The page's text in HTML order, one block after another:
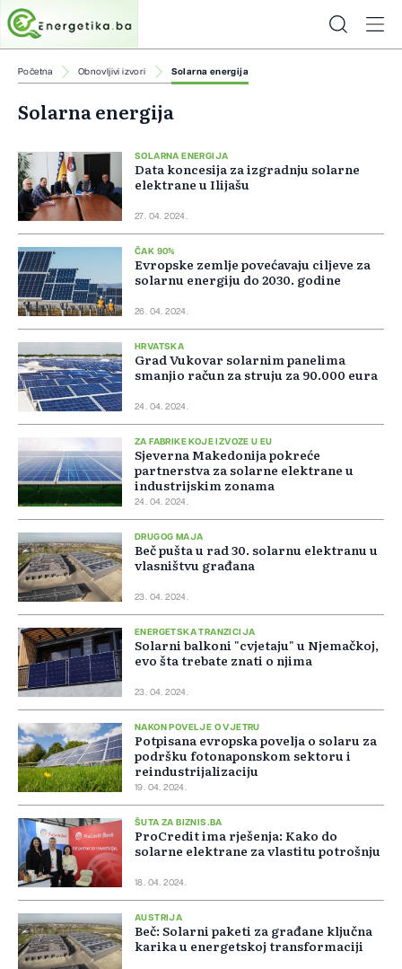
Početna Obnovljivi izvori Solarna energija
Solarna energija
SOLARNA ENERGIJA
Data koncesija za izgradnju solarne
elektrane u Ilijašu
27. 04. 2024.
ČAK 90%
Evropske zemlje povećavaju ciljeve za
solarnu energiju do 2030. godine
26. 04. 2024.
HRVATSKA
Grad Vukovar solarnim panelima
smanjio račun za struju za 90.000 eura
24. 04. 2024.
ZA FABRIKE KOJE IZVOZE U EU
Sjeverna Makedonija pokreće
partnerstva za solarne elektrane u
industrijskim zonama
24. 04. 2024.
DRUGOG MAJA
Beč pušta u rad 30. solarnu elektranu u
vlasništvu građana
23. 04. 2024.
ENERGETSKA TRANZICIJA
Solarni balkoni "cvjetaju" u Njemačkoj,
evo šta trebate znati o njima
23. 04. 2024.
NAKON POVELJE O VJETRU
Potpisana evropska povelja o solaru za
podršku fotonaponskom sektoru i
reindustrijalizaciju
19. 04. 2024.
ŠUTA ZA BIZNIS.BA
ProCredit ima rješenja: Kako do
solarne elektrane za vlastitu potrošnju
18. 04. 2024.
AUSTRIJA
Beč: Solarni paketi za građane ključna
karika u energetskoj transformaciji